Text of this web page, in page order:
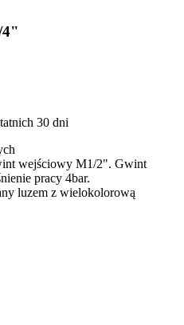
4"
30 dni
wejściowy M1/2". Gwint
pracy 4bar.
luzem z wielokolorową